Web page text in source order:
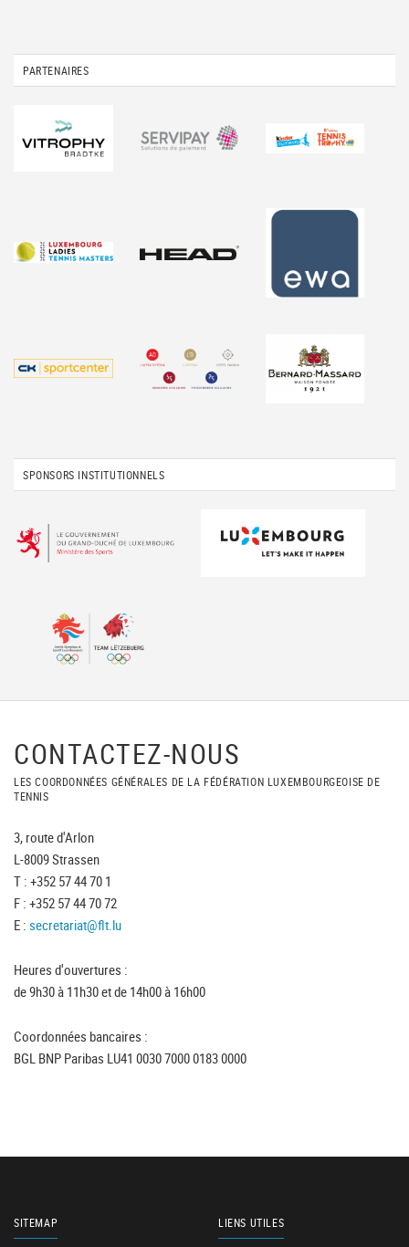
PARTENAIRES
SPONSORS INSTITUTIONNELS
CONTACTEZ-NOUS
LES COORDONNÉES GÉNÉRALES DE LA FÉDÉRATION LUXEMBOURGEOISE DE
TENNIS
3, route d'Arlon
L-8009 Strassen
T : +352 57 44 70 1
F : +352 57 44 70 72
E : secretariat@flt.lu
Heures d'ouvertures :
de 9h30 à 11h30 et de 14h00 à 16h00
Coordonnées bancaires :
BGL BNP Paribas LU41 0030 7000 0183 0000
SITEMAP LIENS UTILES